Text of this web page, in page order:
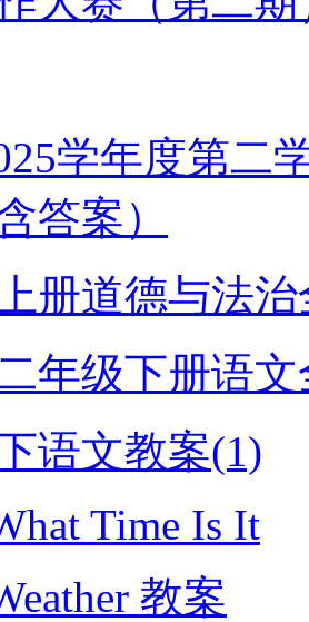
学年度第二
答案）
册道德与法
年级下册语
语文教案(1)
Time Is It
教案